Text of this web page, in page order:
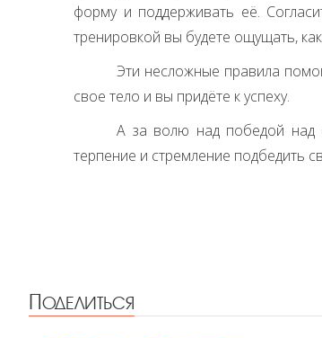
форму и поддерживать её.
тренировкой вы будете ощущать,
Эти несложные правила
свое тело и вы придёте к успеху.
А за волю над победой над
терпение и стремление подбедить
Поделиться